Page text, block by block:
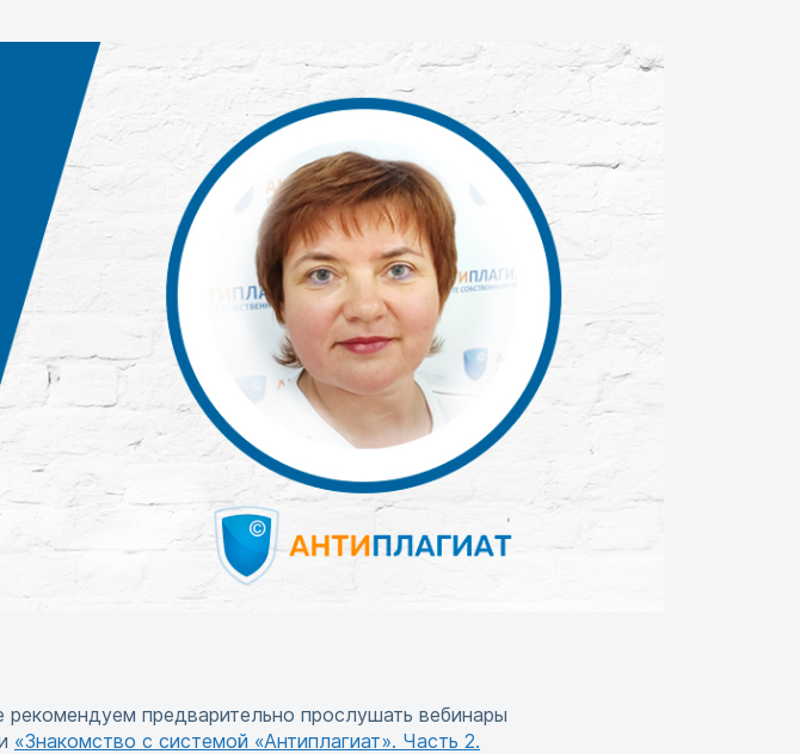
предварительно прослушать вебинары
«Знакомство с системой «Антиплагиат». Часть 2.